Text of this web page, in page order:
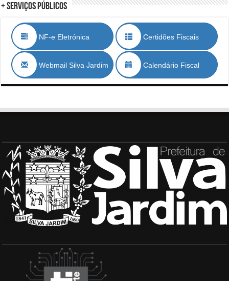
+ Serviços Públicos
NF-e Eletrónica Certidões Fiscais
Webmail Silva Jardim Calendário Fiscal